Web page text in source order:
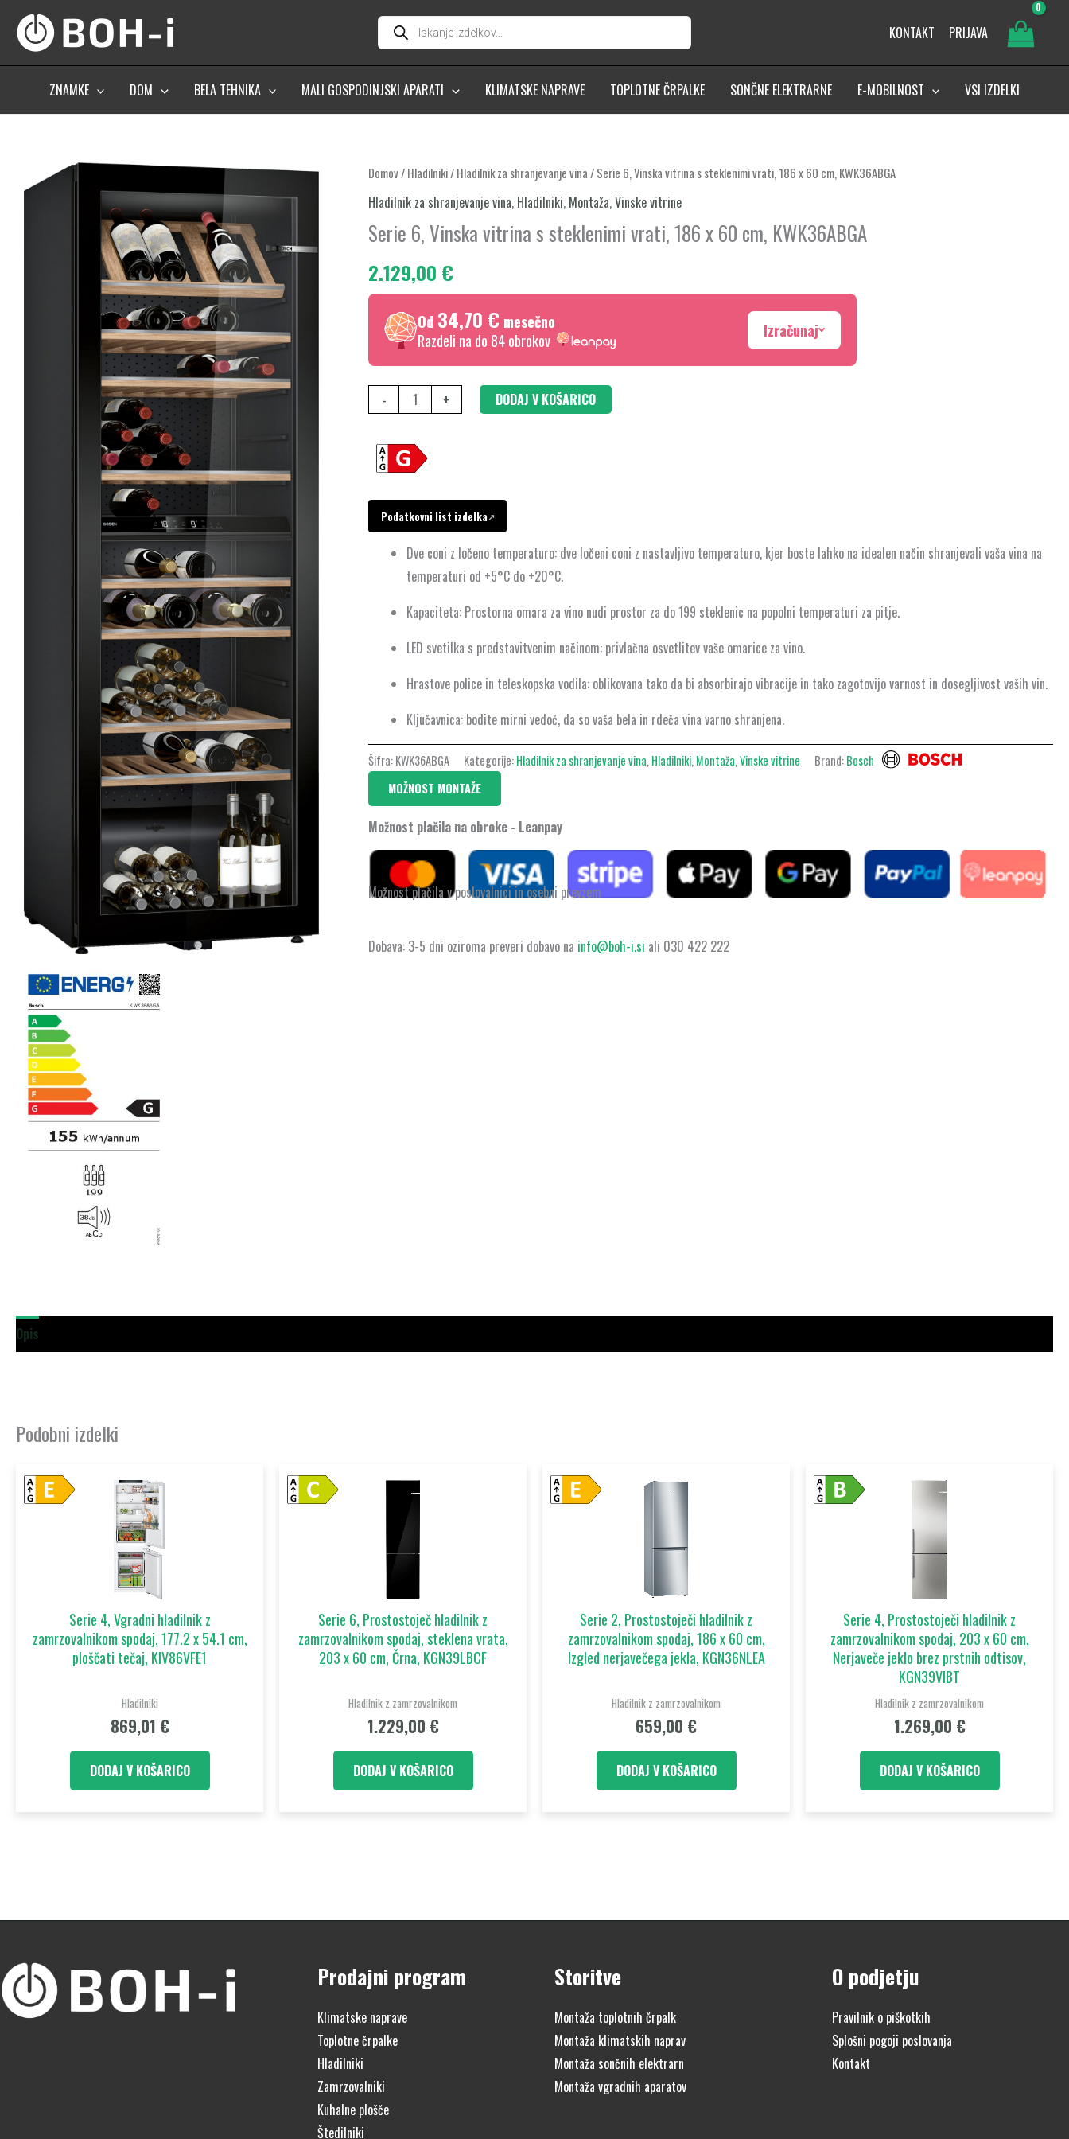
content
Products
search KONTAKT PRIJAVA
ZNAMKE DOM BELA TEHNIKA MALI GOSPODINJSKI APARATI KLIMATSKE NAPRAVE TOPLOTNE ČRPALKE SONČNE ELEKTRARNE E-MOBILNOST VSI IZDELKI
Domov/Hladilniki/Hladilnik za shranjevanje vina/ Serie 6, Vinska vitrina s steklenimi vrati, 186 x 60 cm, KWK36ABGA
Hladilnik za shranjevanje vina, Hladilniki, Montaža,Vinske vitrine
Serie 6, Vinska vitrina s steklenimi vrati, 186 x 60 cm, KWK36ABGA
2.129,00 €
Od 34,70 € mesečno
Razdeli na do 84 obrokov
Izračunaj
-
Serie
6,
vitrina
s
steklenimi
vrati,
186
x
60
cm,
količina
+ DODAJ V KOŠARICO
Podatkovni list izdelka↗
Dve coni z ločeno temperaturo: dve ločeni coni z nastavljivo temperaturo, kjer boste lahko na idealen način shranjevali vaša vina na
temperaturi od +5°C do +20°C.
Kapaciteta: Prostorna omara za vino nudi prostor za do 199 steklenic na popolni temperaturi za pitje.
LED svetilka s predstavitvenim načinom: privlačna osvetlitev vaše omarice za vino.
Hrastove police in teleskopska vodila: oblikovana tako da bi absorbirajo vibracije in tako zagotovijo varnost in dosegljivost vaših vin.
Ključavnica: bodite mirni vedoč, da so vaša bela in rdeča vina varno shranjena.
Šifra:KWK36ABGA Kategorije:Hladilnik za shranjevanje vina,Hladilniki,Montaža,Vinske vitrine Brand:Bosch
MOŽNOST MONTAŽE
Možnost plačila na obroke - Leanpay
Možnost plačila v poslovalnici in osebni prevzem
Dobava: 3-5 dni oziroma preveri dobavo na info@boh-i.si ali 030 422 222
Opis
Podobni izdelki
Serie 4, Vgradni hladilnik z
zamrzovalnikom spodaj, 177.2 x 54.1 cm,
ploščati tečaj, KIV86VFE1
Hladilniki
869,01 €
DODAJ V KOŠARICO
Serie 6, Prostostoječ hladilnik z
zamrzovalnikom spodaj, steklena vrata,
203 x 60 cm, Črna, KGN39LBCF
Hladilnik z zamrzovalnikom
1.229,00 €
DODAJ V KOŠARICO
Serie 2, Prostostoječi hladilnik z
zamrzovalnikom spodaj, 186 x 60 cm,
Izgled nerjavečega jekla, KGN36NLEA
Hladilnik z zamrzovalnikom
659,00 €
DODAJ V KOŠARICO
Serie 4, Prostostoječi hladilnik z
zamrzovalnikom spodaj, 203 x 60 cm,
Nerjaveče jeklo brez prstnih odtisov,
KGN39VIBT
Hladilnik z zamrzovalnikom
1.269,00 €
DODAJ V KOŠARICO
Prodajni program
Klimatske naprave
Toplotne črpalke
Hladilniki
Zamrzovalniki
Kuhalne plošče
Štedilniki
Storitve
Montaža toplotnih črpalk
Montaža klimatskih naprav
Montaža sončnih elektrarn
Montaža vgradnih aparatov
O podjetju
Pravilnik o piškotkih
Splošni pogoji poslovanja
Kontakt